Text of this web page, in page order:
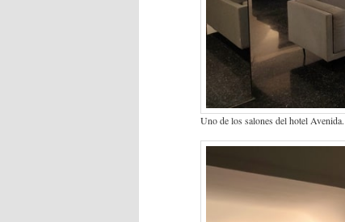
Uno de los salones del hotel Avenida.